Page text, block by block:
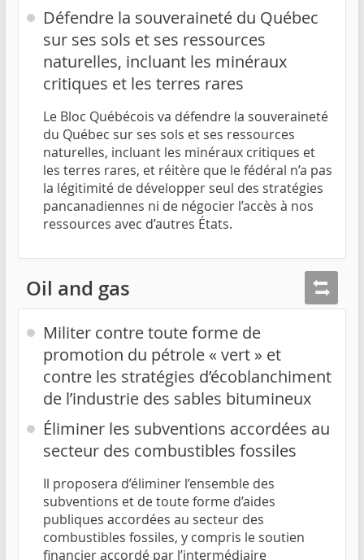
Défendre la souveraineté du Québec
sur ses sols et ses ressources
naturelles, incluant les minéraux
critiques et les terres rares
Le Bloc Québécois va défendre la souveraineté
du Québec sur ses sols et ses ressources
naturelles, incluant les minéraux critiques et
les terres rares, et réitère que le fédéral n’a pas
la légitimité de développer seul des stratégies
pancanadiennes ni de négocier l’accès à nos
ressources avec d’autres États.
Oil and gas
Militer contre toute forme de
promotion du pétrole « vert » et
contre les stratégies d’écoblanchiment
de l’industrie des sables bitumineux
Éliminer les subventions accordées au
secteur des combustibles fossiles
Il proposera d’éliminer l’ensemble des
subventions et de toute forme d’aides
publiques accordées au secteur des
combustibles fossiles, y compris le soutien
financier accordé par l’intermédiaire